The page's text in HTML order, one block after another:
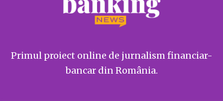
Primul proiect online de jurnalism financiar-
bancar din România.